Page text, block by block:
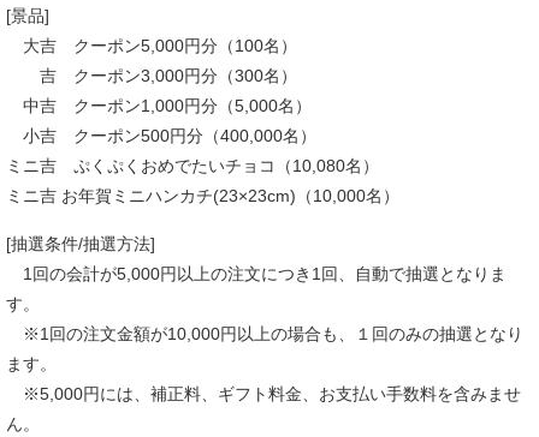
[景品]
大吉 クーポン5,000円分（100名）
吉 クーポン3,000円分（300名）
中吉 クーポン1,000円分（5,000名）
小吉 クーポン500円分（400,000名）
ミニ吉 ぷくぷくおめでたいチョコ（10,080名）
ミニ吉 お年賀ミニハンカチ(23×23cm)（10,000名）
[抽選条件/抽選方法]
1回の会計が5,000円以上の注文につき1回、自動で抽選となりま
す。
※1回の注文金額が10,000円以上の場合も、１回のみの抽選となり
ます。
※5,000円には、補正料、ギフト料金、お支払い手数料を含みませ
ん。